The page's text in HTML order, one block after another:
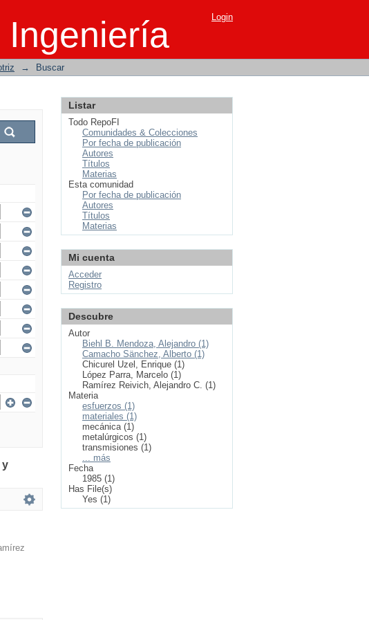
Ingeniería Login
→ Buscar
y
Listar
Todo RepoFI
Comunidades & Colecciones
Por fecha de publicación
Autores
Títulos
Materias
Esta comunidad
Por fecha de publicación
Autores
Títulos
Materias
Mi cuenta
Acceder
Registro
Descubre
Autor
Biehl B. Mendoza, Alejandro (1)
Camacho Sänchez, Alberto (1)
Chicurel Uzel, Enrique (1)
López Parra, Marcelo (1)
Ramírez Reivich, Alejandro C. (1)
Materia
esfuerzos (1)
materiales (1)
mecánica (1)
metalúrgicos (1)
transmisiones (1)
... más
Fecha
1985 (1)
Has File(s)
Yes (1)